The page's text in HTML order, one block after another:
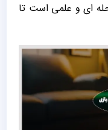
‌ای و علمی است تا